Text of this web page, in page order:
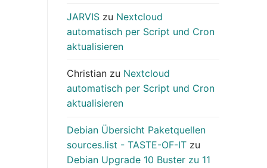
JARVIS zu Nextcloud
automatisch per Script und Cron
aktualisieren
Christian zu Nextcloud
automatisch per Script und Cron
aktualisieren
Debian Übersicht Paketquellen
sources.list - TASTE-OF-IT zu
Debian Upgrade 10 Buster zu 11